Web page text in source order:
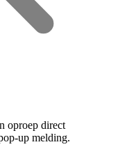
oproep direct
up melding.